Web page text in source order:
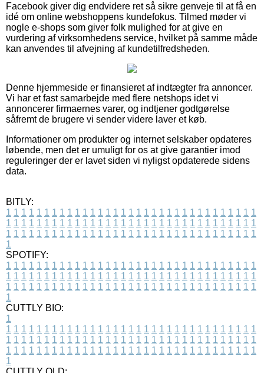
Facebook giver dig endvidere ret så sikre genveje til at få en
idé om online webshoppens kundefokus. Tilmed møder vi
nogle e-shops som giver folk mulighed for at give en
vurdering af virksomhedens service, hvilket på samme måde
kan anvendes til afvejning af kundetilfredsheden.
Denne hjemmeside er finansieret af indtægter fra annoncer.
Vi har et fast samarbejde med flere netshops idet vi
annoncerer firmaernes varer, og indtjener godtgørelse
såfremt de brugere vi sender videre laver et køb.
Informationer om produkter og internet selskaber opdateres
løbende, men det er umuligt for os at give garantier imod
reguleringer der er lavet siden vi nyligst opdaterede sidens
data.
BITLY:
1 1 1 1 1 1 1 1 1 1 1 1 1 1 1 1 1 1 1 1 1 1 1 1 1 1 1 1 1 1 1 1 1
1 1 1 1 1 1 1 1 1 1 1 1 1 1 1 1 1 1 1 1 1 1 1 1 1 1 1 1 1 1 1 1 1
1 1 1 1 1 1 1 1 1 1 1 1 1 1 1 1 1 1 1 1 1 1 1 1 1 1 1 1 1 1 1 1 1
1
SPOTIFY:
1 1 1 1 1 1 1 1 1 1 1 1 1 1 1 1 1 1 1 1 1 1 1 1 1 1 1 1 1 1 1 1 1
1 1 1 1 1 1 1 1 1 1 1 1 1 1 1 1 1 1 1 1 1 1 1 1 1 1 1 1 1 1 1 1 1
1 1 1 1 1 1 1 1 1 1 1 1 1 1 1 1 1 1 1 1 1 1 1 1 1 1 1 1 1 1 1 1 1
1
CUTTLY BIO:
1
1 1 1 1 1 1 1 1 1 1 1 1 1 1 1 1 1 1 1 1 1 1 1 1 1 1 1 1 1 1 1 1 1
1 1 1 1 1 1 1 1 1 1 1 1 1 1 1 1 1 1 1 1 1 1 1 1 1 1 1 1 1 1 1 1 1
1 1 1 1 1 1 1 1 1 1 1 1 1 1 1 1 1 1 1 1 1 1 1 1 1 1 1 1 1 1 1 1 1
1